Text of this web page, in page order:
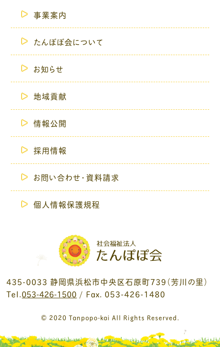
事業案内
たんぽぽ会について
お知らせ
地域貢献
情報公開
採用情報
お問い合わせ・資料請求
個人情報保護規程
435-0033 静岡県浜松市中央区石原町739（芳川の里）
Tel.053-426-1500 / Fax. 053-426-1480
© 2020 Tanpopo-kai All Rights Reserved.